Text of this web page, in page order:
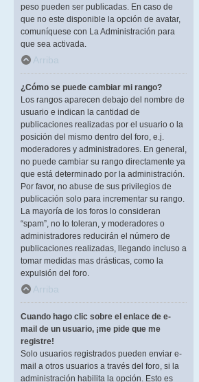
peso pueden ser publicadas. En caso de
que no este disponible la opción de avatar,
comuníquese con La Administración para
que sea activada.
Arriba
¿Cómo se puede cambiar mi rango?
Los rangos aparecen debajo del nombre de
usuario e indican la cantidad de
publicaciones realizadas por el usuario o la
posición del mismo dentro del foro, e.j.
moderadores y administradores. En general,
no puede cambiar su rango directamente ya
que está determinado por la administración.
Por favor, no abuse de sus privilegios de
publicación solo para incrementar su rango.
La mayoría de los foros lo consideran
“spam”, no lo toleran, y moderadores o
administradores reducirán el número de
publicaciones realizadas, llegando incluso a
tomar medidas mas drásticas, como la
expulsión del foro.
Arriba
Cuando hago clic sobre el enlace de e-
mail de un usuario, ¡me pide que me
registre!
Solo usuarios registrados pueden enviar e-
mail a otros usuarios a través del foro, si la
administración habilita la opción. Esto es